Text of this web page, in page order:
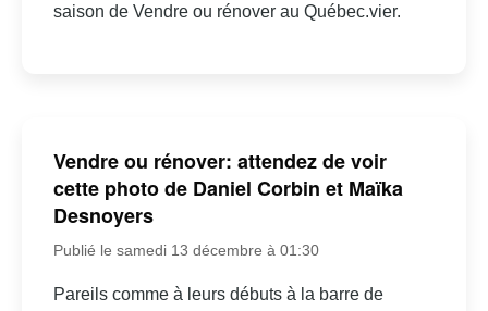
saison de Vendre ou rénover au Québec.vier.
Vendre ou rénover: attendez de voir
cette photo de Daniel Corbin et Maïka
Desnoyers
Publié le samedi 13 décembre à 01:30
Pareils comme à leurs débuts à la barre de